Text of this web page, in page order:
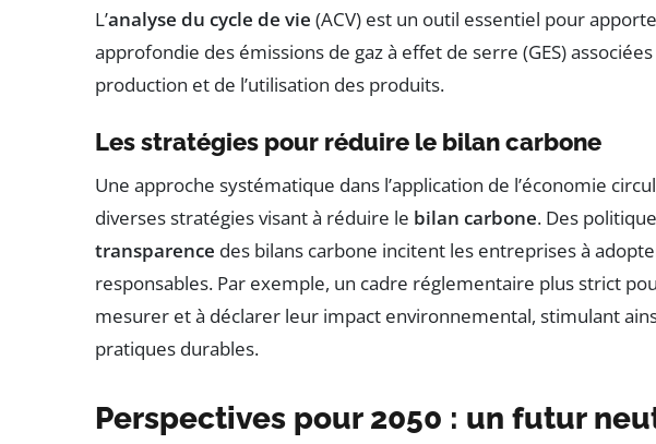
L’analyse du cycle de vie (ACV) est un outil essentiel pour
approfondie des émissions de gaz à effet de serre (GES)
production et de l’utilisation des produits.
Les stratégies pour réduire le bilan carbone
Une approche systématique dans l’application de l’économie
diverses stratégies visant à réduire le bilan carbone. Des
transparence des bilans carbone incitent les entreprises à
responsables. Par exemple, un cadre réglementaire plus strict
mesurer et à déclarer leur impact environnemental, stimulant
pratiques durables.
Perspectives pour 2050 : un futur